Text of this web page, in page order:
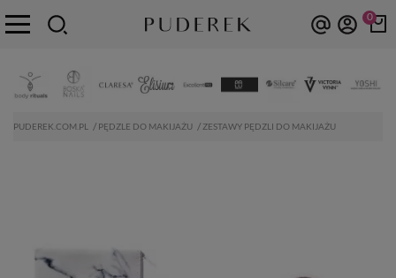
0
PUDEREK.COM.PL PĘDZLE DO MAKIJAŻU ZESTAWY PĘDZLI DO MAKIJAŻU